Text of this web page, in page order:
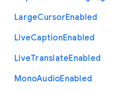
LargeCursorEnabled
LiveCaptionEnabled
LiveTranslateEnabled
MonoAudioEnabled